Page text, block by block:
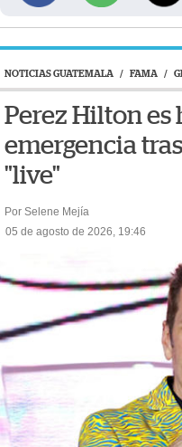
NOTICIAS GUATEMALA / FAMA /
Perez Hilton
emergencia
"live"
Por Selene Mejía
05 de agosto de 2026, 19:46